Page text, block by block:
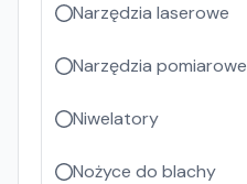
Narzędzia laserowe
Narzędzia pomiarowe
Niwelatory
Nożyce do blachy